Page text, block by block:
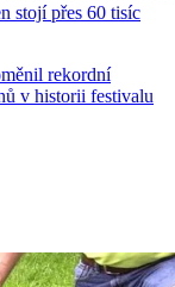
stojí přes 60 tisíc
rekordní
v historii festivalu